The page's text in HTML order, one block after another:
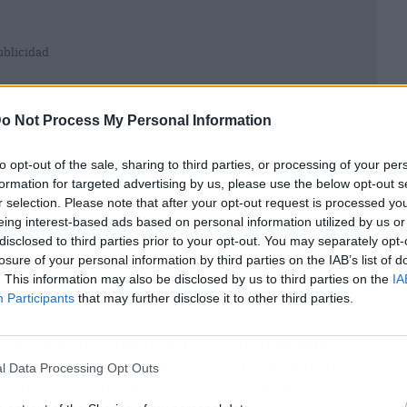
Not Process My Personal Information
opt-out of the sale, sharing to third parties, or processing of your
for targeted advertising by us, please use the below opt-out
selection. Please note that after your opt-out request is processed
interest-based ads based on personal information utilized by us
to third parties prior to your opt-out. You may separately
of your personal information by third parties on the IAB’s list of
This information may also be disclosed by us to third parties on the
Participants that may further disclose it to other third parties.
Data Processing Opt Outs
en
sin ningún tipo de coste por utilizar su
tipo de aplicaciones que están orientadas bajo